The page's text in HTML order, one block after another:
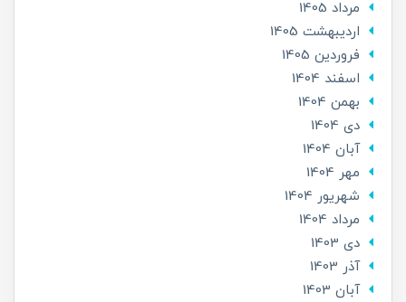
مرداد 1405
ارديبهشت 1405
فروردین 1405
اسفند 1404
بهمن 1404
دی 1404
آبان 1404
مهر 1404
شهریور 1404
مرداد 1404
دی 1403
آذر 1403
آبان 1403